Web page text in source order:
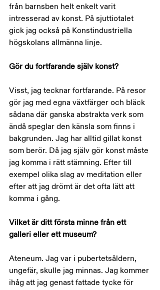
från barnsben helt enkelt varit
intresserad av konst. På sjuttiotalet
gick jag också på Konstindustriella
högskolans allmänna linje.
Gör du fortfarande själv konst?
Visst, jag tecknar fortfarande. På resor
gör jag med egna växtfärger och bläck
sådana där ganska abstrakta verk som
ändå speglar den känsla som finns i
bakgrunden. Jag har alltid gillat konst
som berör. Då jag själv gör konst måste
jag komma i rätt stämning. Efter till
exempel olika slag av meditation eller
efter att jag drömt är det ofta lätt att
komma i gång.
Vilket är ditt första minne från ett
galleri eller ett museum?
Ateneum. Jag var i pubertetsåldern,
ungefär, skulle jag minnas. Jag kommer
ihåg att jag genast fattade tycke för